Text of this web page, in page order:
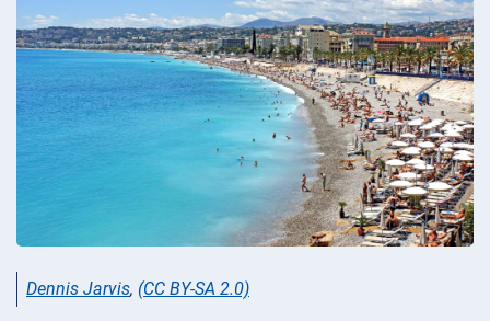
Dennis Jarvis, (CC BY-SA 2.0)